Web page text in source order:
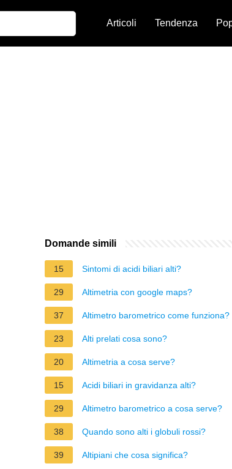
Articoli Tendenza
Domande simili
15 Sintomi di acidi biliari alti?
29 Altimetria con google maps?
37 Altimetro barometrico come funziona?
23 Alti prelati cosa sono?
20 Altimetria a cosa serve?
15 Acidi biliari in gravidanza alti?
29 Altimetro barometrico a cosa serve?
38 Quando sono alti i globuli rossi?
39 Altipiani che cosa significa?